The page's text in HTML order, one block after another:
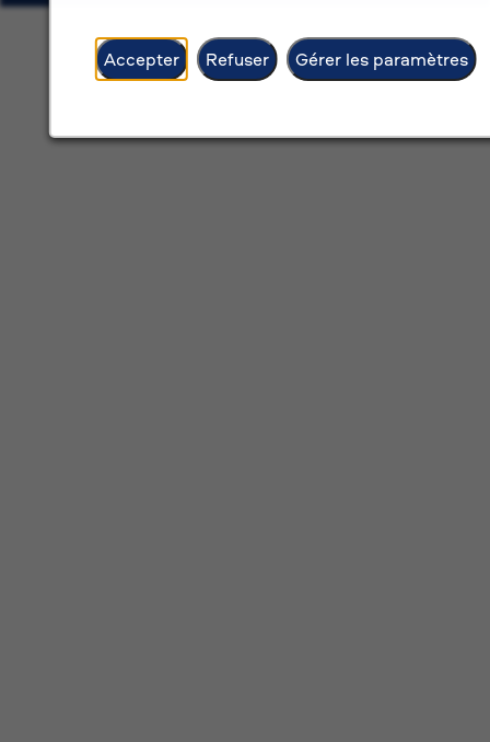
Accepter Refuser Gérer les paramètres